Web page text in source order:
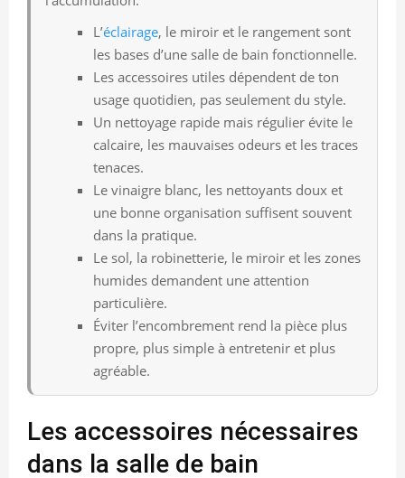
L’éclairage, le miroir et le rangement sont
les bases d’une salle de bain fonctionnelle.
Les accessoires utiles dépendent de ton
usage quotidien, pas seulement du style.
Un nettoyage rapide mais régulier évite le
calcaire, les mauvaises odeurs et les traces
tenaces.
Le vinaigre blanc, les nettoyants doux et
une bonne organisation suffisent souvent
dans la pratique.
Le sol, la robinetterie, le miroir et les zones
humides demandent une attention
particulière.
Éviter l’encombrement rend la pièce plus
propre, plus simple à entretenir et plus
agréable.
Les accessoires nécessaires
dans la salle de bain